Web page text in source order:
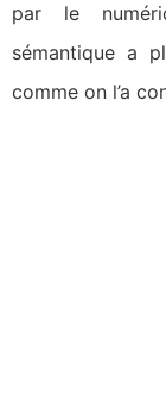
par le
sémantique a
comme on l’a